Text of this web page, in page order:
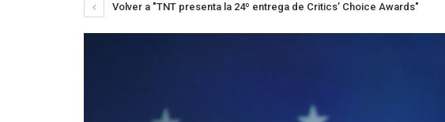
Volver a "TNT presenta la 24º entrega de Critics’ Choice Awards"